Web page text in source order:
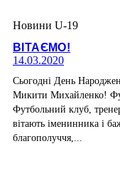
Новини U-19
ВІТАЄМО!
14.03.2020
Сьогодні День
Микити Михайленко!
Футбольний клуб,
вітають іменинника і
благополуччя,...